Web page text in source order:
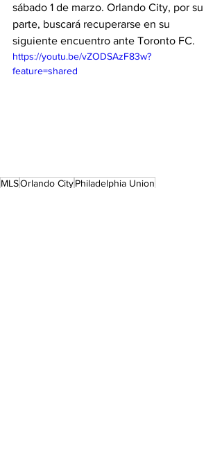
sábado 1 de marzo. Orlando City, por su
parte, buscará recuperarse en su
siguiente encuentro ante Toronto FC.
https://youtu.be/vZODSAzF83w?
feature=shared
MLSOrlando CityPhiladelphia Union